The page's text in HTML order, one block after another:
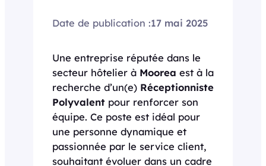
Date de publication :17 mai 2025
Une entreprise réputée dans le
secteur hôtelier à Moorea est à la
recherche d’un(e) Réceptionniste
Polyvalent pour renforcer son
équipe. Ce poste est idéal pour
une personne dynamique et
passionnée par le service client,
souhaitant évoluer dans un cadre